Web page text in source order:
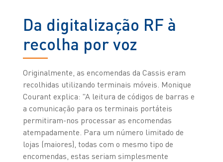
Da digitalização RF à
recolha por voz
Originalmente, as encomendas da Cassis eram
recolhidas utilizando terminais móveis. Monique
Courant explica: "A leitura de códigos de barras e
a comunicação para os terminais portáteis
permitiram-nos processar as encomendas
atempadamente. Para um número limitado de
lojas (maiores), todas com o mesmo tipo de
encomendas, estas seriam simplesmente